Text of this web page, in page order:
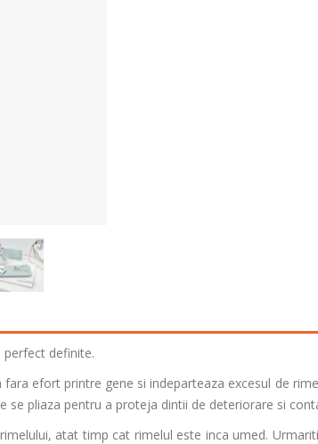
perfect definite.
efort printre gene si indeparteaza excesul de
se pliaza pentru a proteja dintii de deteriorare si
atat timp cat rimelul este inca umed.